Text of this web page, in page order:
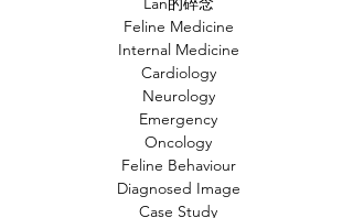
Feline Medicine
Internal Medicine
Cardiology
Neurology
Emergency
Oncology
Feline Behaviour
Diagnosed Image
Case Study